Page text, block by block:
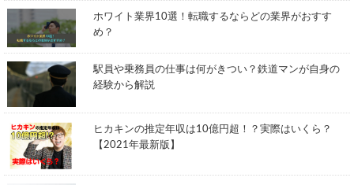
ホワイト業界10選！転職するならどの業界がおすす
め？
駅員や乗務員の仕事は何がきつい？鉄道マンが自身の
経験から解説
ヒカキンの推定年収は10億円超！？実際はいくら？
【2021年最新版】